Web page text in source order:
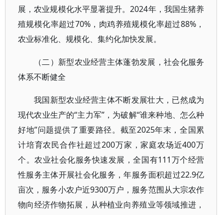
展，农业规模化水平显著提升。2024年，我国生猪养
殖规模化率超过70%，肉鸡养殖规模化率超过88%，
农业标准化、规模化、集约化加快发展。
（二）新型农业经营主体蓬勃发展，社会化服务
体系不断健全
我国新型农业经营主体不断发展壮大，已然成为
现代农业生产的“主力军”，为破解“谁来种地、怎么种
好地”问题提供了重要路径。截至2025年末，全国累
计培育农民合作社超过200万家，家庭农场近400万
个。农业社会化服务快速发展，全国有111万个经营
性服务主体开展社会化服务，年服务面积超过22.9亿
亩次，服务小农户近9300万户，服务范围从大宗农作
物向经济作物拓展，从种植业向养殖业等领域推进，